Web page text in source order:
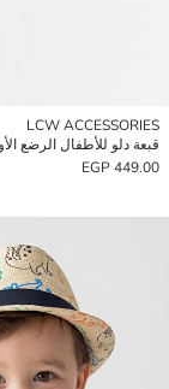
LCW ACCESSORIES
449.00 EGP